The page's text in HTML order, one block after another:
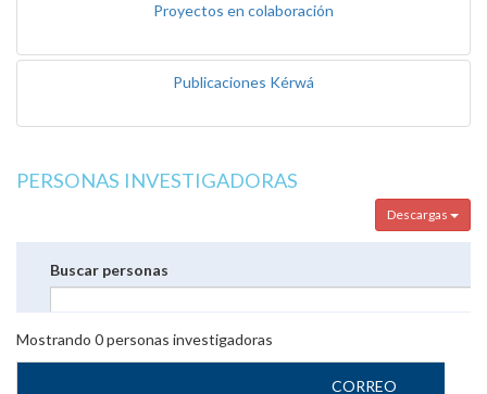
Proyectos en colaboración
Publicaciones Kérwá
PERSONAS INVESTIGADORAS
Descargas
Buscar personas
Mostrando 0personas investigadoras
CORREO